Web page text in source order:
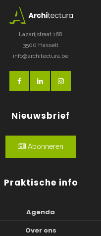
Lazarijstraat 168
3500 Hasselt
info@architectura.be
Nieuwsbrief
Abonneren
Praktische info
Agenda
Over ons